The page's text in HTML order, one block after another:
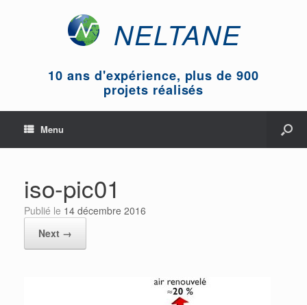
NELTANE
10 ans d'expérience, plus de 900
projets réalisés
Menu
iso-pic01
Publié le 14 décembre 2016
Next →